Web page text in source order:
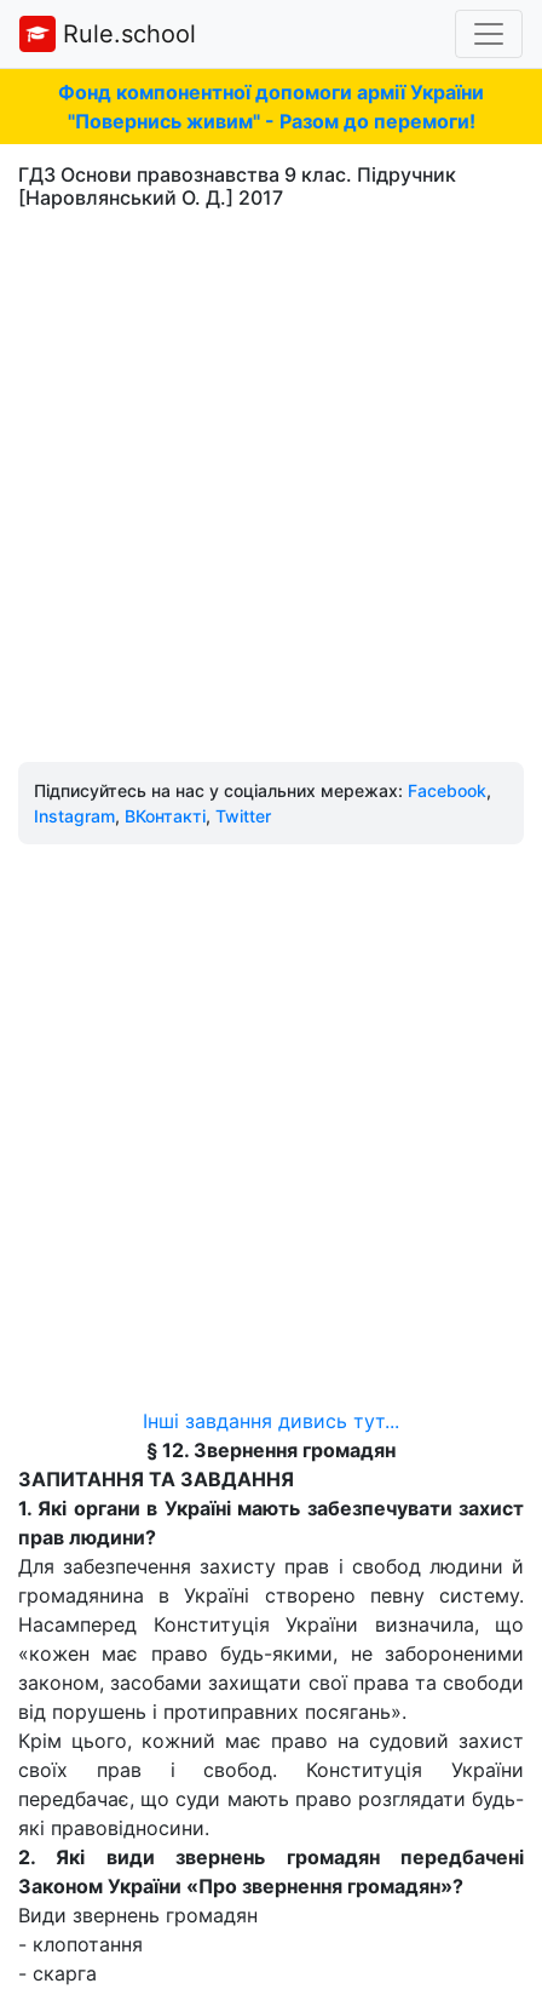
Rule.school
Фонд компонентної допомоги армії України
"Повернись живим" - Разом до перемоги!
ГДЗ Основи правознавства 9 клас. Підручник
[Наровлянський О. Д.] 2017
Підписуйтесь на нас у соціальних мережах: Facebook,
Instagram, ВКонтакті, Twitter
Інші завдання дивись тут...
§ 12. Звернення громадян
ЗАПИТАННЯ ТА ЗАВДАННЯ
1. Які органи в Україні мають забезпечувати захист
прав людини?
Для забезпечення захисту прав і свобод людини й
громадянина в Україні створено певну систему.
Насамперед Конституція України визначила, що
«кожен має право будь-якими, не забороненими
законом, засобами захищати свої права та свободи
від порушень і протиправних посягань».
Крім цього, кожний має право на судовий захист
своїх прав і свобод. Конституція України
передбачає, що суди мають право розглядати будь-
які правовідносини.
2. Які види звернень громадян передбачені
Законом України «Про звернення громадян»?
Види звернень громадян
- клопотання
- скарга